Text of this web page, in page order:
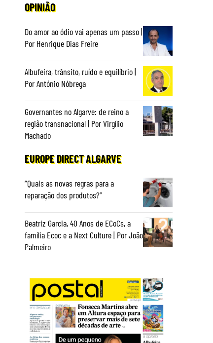
OPINIÃO
Do amor ao ódio vai apenas um passo |
Por Henrique Dias Freire
Albufeira, trânsito, ruído e equilíbrio |
Por António Nóbrega
Governantes no Algarve: de reino a
região transnacional | Por Virgílio
Machado
EUROPE DIRECT ALGARVE
“Quais as novas regras para a
reparação dos produtos?”
Beatriz Garcia, 40 Anos de ECoCs, a
família Ecoc e a Next Culture | Por João
Palmeiro